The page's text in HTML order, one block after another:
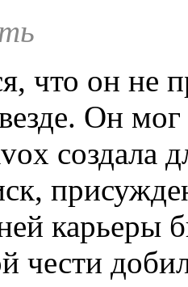
что он не
Он
создала
чести